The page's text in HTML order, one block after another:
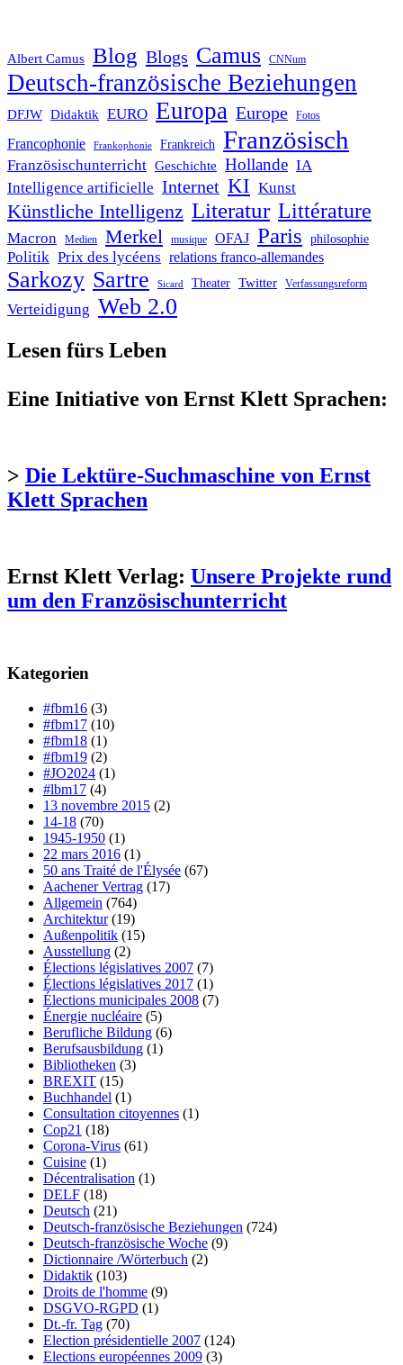
Albert Camus Blog Blogs Camus CNNum
Deutsch-französische Beziehungen
DFJW Didaktik EURO Europa Europe Fotos
Francophonie Frankophonie Frankreich Französisch
Französischunterricht Geschichte Hollande IA
Intelligence artificielle Internet KI Kunst
Künstliche Intelligenz Literatur Littérature
Macron Medien Merkel musique OFAJ Paris philosophie
Politik Prix des lycéens relations franco-allemandes
Sarkozy Sartre Sicard Theater Twitter Verfassungsreform
Verteidigung Web 2.0
Lesen fürs Leben
Eine Initiative von Ernst Klett Sprachen:
> Die Lektüre-Suchmaschine von Ernst
Klett Sprachen
Ernst Klett Verlag: Unsere Projekte rund
um den Französischunterricht
Kategorien
#fbm16 (3)
#fbm17 (10)
#fbm18 (1)
#fbm19 (2)
#JO2024 (1)
#lbm17 (4)
13 novembre 2015 (2)
14-18 (70)
1945-1950 (1)
22 mars 2016 (1)
50 ans Traité de l'Élysée (67)
Aachener Vertrag (17)
Allgemein (764)
Architektur(19)
Außenpolitik (15)
Ausstellung (2)
Élections législatives 2007 (7)
Élections législatives 2017 (1)
Élections municipales 2008 (7)
Énergie nucléaire (5)
Berufliche Bildung (6)
Berufsausbildung (1)
Bibliotheken (3)
BREXIT (15)
Buchhandel (1)
Consultation citoyennes (1)
Cop21 (18)
Corona-Virus (61)
Cuisine (1)
Décentralisation (1)
DELF (18)
Deutsch (21)
Deutsch-französische Beziehungen (724)
Deutsch-französische Woche (9)
Dictionnaire /Wörterbuch (2)
Didaktik (103)
Droits de l'homme (9)
DSGVO-RGPD (1)
Dt.-fr. Tag (70)
Election présidentielle 2007 (124)
Elections européennes 2009 (3)